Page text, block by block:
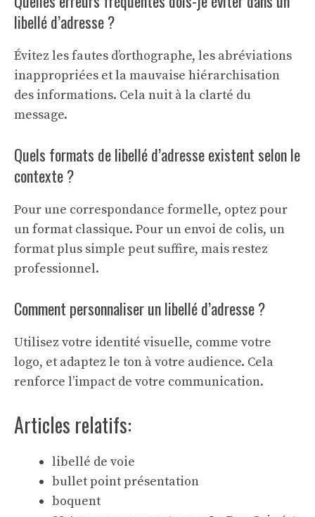
libellé d’adresse ?
Évitez les fautes d’orthographe, les abréviations
inappropriées et la mauvaise hiérarchisation
des informations. Cela nuit à la clarté du
message.
Quels formats de libellé d’adresse existent selon le
contexte ?
Pour une correspondance formelle, optez pour
un format classique. Pour un envoi de colis, un
format plus simple peut suffire, mais restez
professionnel.
Comment personnaliser un libellé d’adresse ?
Utilisez votre identité visuelle, comme votre
logo, et adaptez le ton à votre audience. Cela
renforce l’impact de votre communication.
Articles relatifs:
libellé de voie
bullet point présentation
boquent